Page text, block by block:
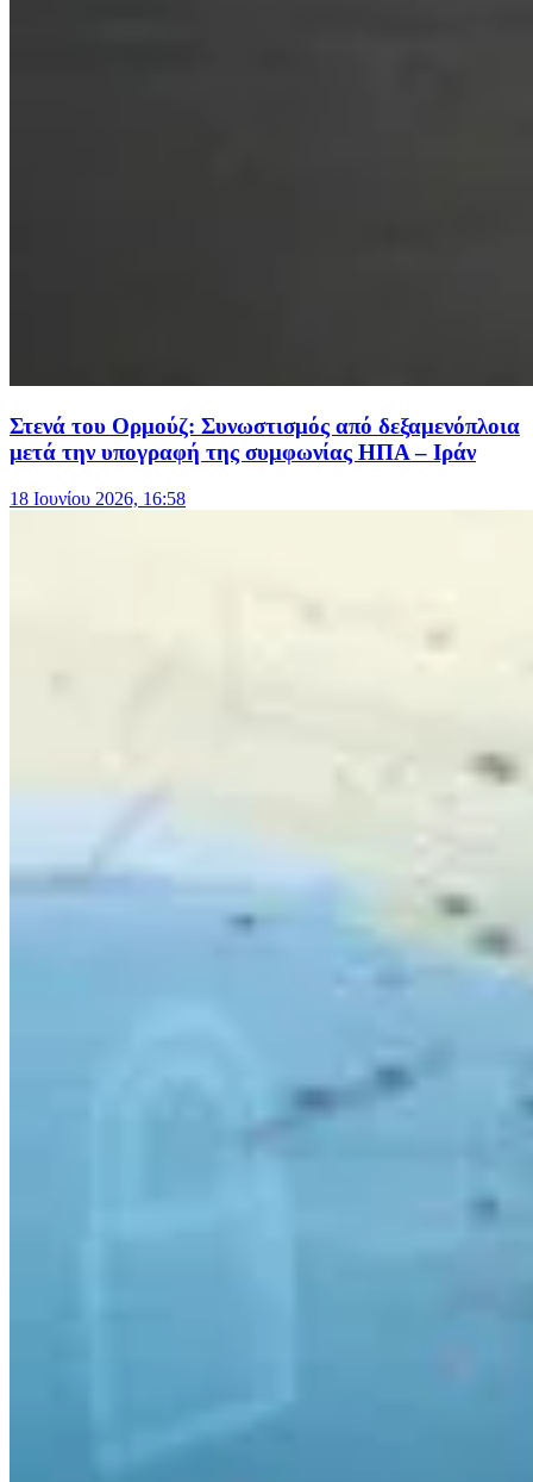
Στενά του Ορμούζ: Συνωστισμός από δεξαμενόπλοια
μετά την υπογραφή της συμφωνίας ΗΠΑ – Ιράν
18 Ιουνίου 2026, 16:58